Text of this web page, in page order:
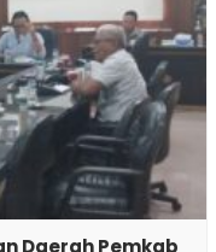
Daerah Pemkab